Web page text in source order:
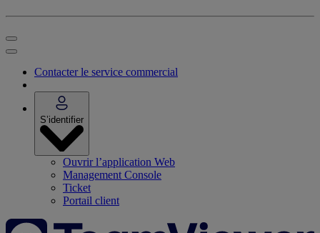
Contacter le service commercial
S’identifier
Ouvrir l’application Web
Management Console
Ticket
Portail client